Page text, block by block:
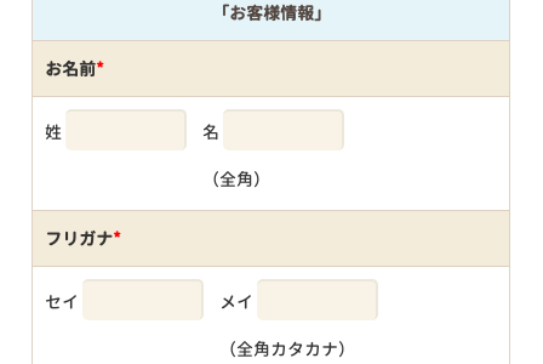
「お客様情報」
お名前*
姓 名
（全角）
フリガナ*
セイ メイ
（全角カタカナ）